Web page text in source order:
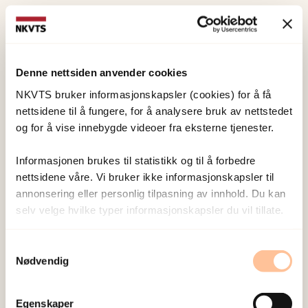
Denne nettsiden anvender cookies
NKVTS bruker informasjonskapsler (cookies) for å få
nettsidene til å fungere, for å analysere bruk av nettstedet
og for å vise innebygde videoer fra eksterne tjenester.
Informasjonen brukes til statistikk og til å forbedre
nettsidene våre. Vi bruker ikke informasjonskapsler til
annonsering eller personlig tilpasning av innhold. Du kan
selv velge hvilke typer informasjonskapsler du vil tillate.
Nødvendig
Egenskaper
Ved å måle PTG, PTSD og CES på flere tidspunkter,
Jeg vil bruke både kvalitative og kvantitative
analyser.
Publikasjoner
Glad, K. A., Czajkowski, N. O.,Dyb, G., &Hafstad, G.
growth in survivors of a terrorist attack?
doi:10.1080/20008198.2020.1766276